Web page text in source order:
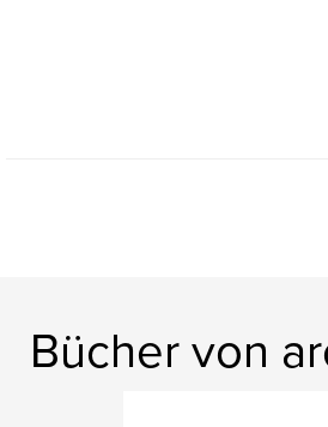
Bücher von